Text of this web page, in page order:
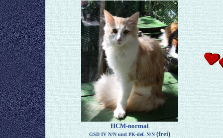
HCM-normal
GSD IV N/N und PK-def. N/N(frei)